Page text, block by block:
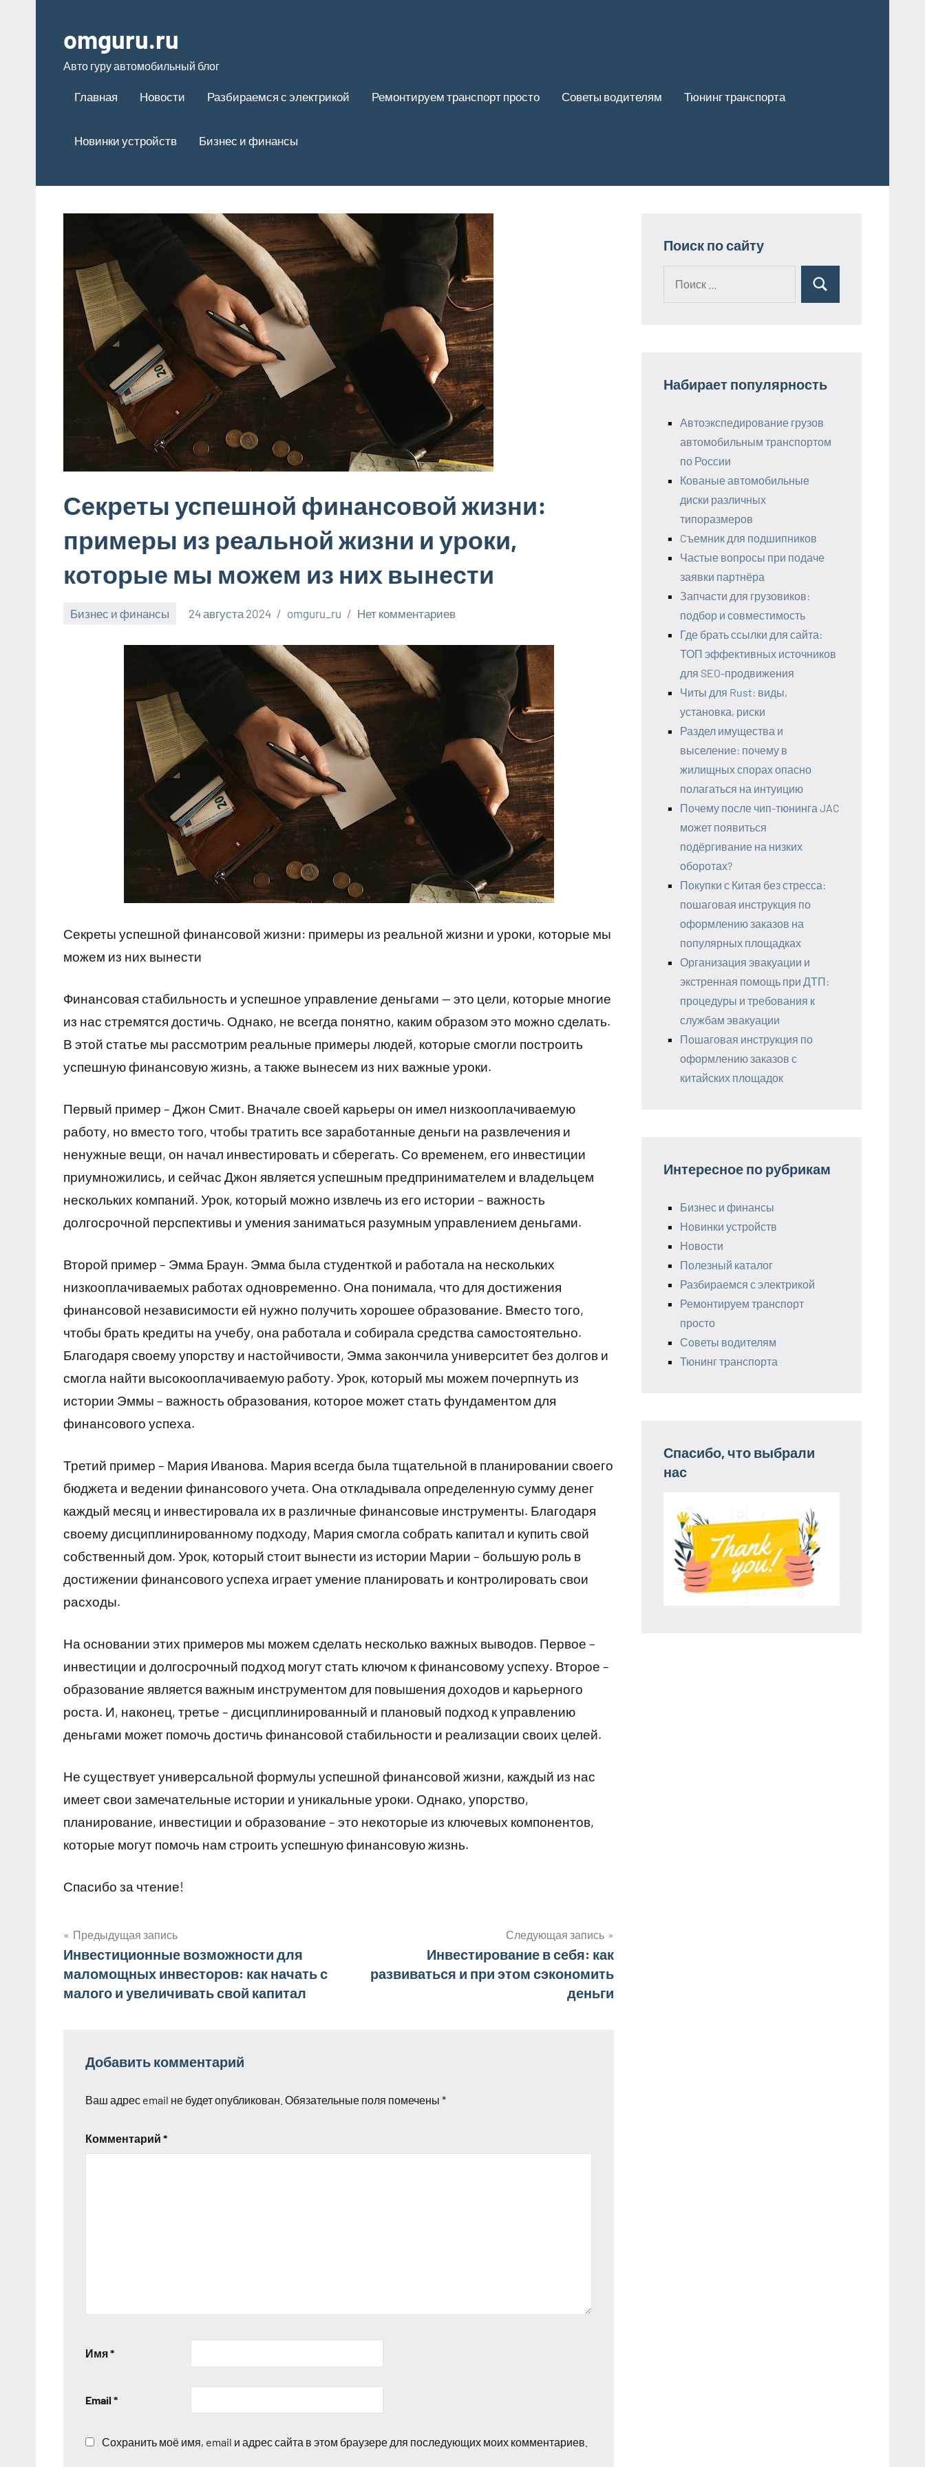
содержимому
omguru.ru
Авто гуру автомобильный блог
Главная Новости Разбираемся с электрикой Ремонтируем транспорт просто Советы водителям Тюнинг транспорта
Новинки устройств Бизнес и финансы
Секреты успешной финансовой жизни:
примеры из реальной жизни и уроки,
которые мы можем из них вынести
Бизнес и финансы 24 августа 2024 omguru_ru Нет комментариев
Секреты успешной финансовой жизни: примеры из реальной жизни и уроки, которые мы
можем из них вынести
Финансовая стабильность и успешное управление деньгами — это цели, которые многие
из нас стремятся достичь. Однако, не всегда понятно, каким образом это можно сделать.
В этой статье мы рассмотрим реальные примеры людей, которые смогли построить
успешную финансовую жизнь, а также вынесем из них важные уроки.
Первый пример – Джон Смит. Вначале своей карьеры он имел низкооплачиваемую
работу, но вместо того, чтобы тратить все заработанные деньги на развлечения и
ненужные вещи, он начал инвестировать и сберегать. Со временем, его инвестиции
приумножились, и сейчас Джон является успешным предпринимателем и владельцем
нескольких компаний. Урок, который можно извлечь из его истории – важность
долгосрочной перспективы и умения заниматься разумным управлением деньгами.
Второй пример – Эмма Браун. Эмма была студенткой и работала на нескольких
низкооплачиваемых работах одновременно. Она понимала, что для достижения
финансовой независимости ей нужно получить хорошее образование. Вместо того,
чтобы брать кредиты на учебу, она работала и собирала средства самостоятельно.
Благодаря своему упорству и настойчивости, Эмма закончила университет без долгов и
смогла найти высокооплачиваемую работу. Урок, который мы можем почерпнуть из
истории Эммы – важность образования, которое может стать фундаментом для
финансового успеха.
Третий пример – Мария Иванова. Мария всегда была тщательной в планировании своего
бюджета и ведении финансового учета. Она откладывала определенную сумму денег
каждый месяц и инвестировала их в различные финансовые инструменты. Благодаря
своему дисциплинированному подходу, Мария смогла собрать капитал и купить свой
собственный дом. Урок, который стоит вынести из истории Марии – большую роль в
достижении финансового успеха играет умение планировать и контролировать свои
расходы.
На основании этих примеров мы можем сделать несколько важных выводов. Первое –
инвестиции и долгосрочный подход могут стать ключом к финансовому успеху. Второе –
образование является важным инструментом для повышения доходов и карьерного
роста. И, наконец, третье – дисциплинированный и плановый подход к управлению
деньгами может помочь достичь финансовой стабильности и реализации своих целей.
Не существует универсальной формулы успешной финансовой жизни, каждый из нас
имеет свои замечательные истории и уникальные уроки. Однако, упорство,
планирование, инвестиции и образование – это некоторые из ключевых компонентов,
которые могут помочь нам строить успешную финансовую жизнь.
Спасибо за чтение!
Навигация
по
Предыдущая запись
Инвестиционные возможности для
маломощных инвесторов: как начать с
малого и увеличивать свой капитал
Следующая запись
Инвестирование в себя: как
развиваться и при этом сэкономить
деньги
Добавить комментарий
Ваш адрес email не будет опубликован. Обязательные поля помечены *
Комментарий *
Имя*
Email *
Сохранить моё имя, email и адрес сайта в этом браузере для последующих моих комментариев.
Поиск по сайту
Поиск
Набирает популярность
Автоэкспедирование грузов
автомобильным транспортом
по России
Кованые автомобильные
диски различных
типоразмеров
Cъемник для подшипников
Частые вопросы при подаче
заявки партнёра
Запчасти для грузовиков:
подбор и совместимость
Где брать ссылки для сайта:
ТОП эффективных источников
для SEO-продвижения
Читы для Rust: виды,
установка, риски
Раздел имущества и
выселение: почему в
жилищных спорах опасно
полагаться на интуицию
Почему после чип-тюнинга JAC
может появиться
подёргивание на низких
оборотах?
Покупки с Китая без стресса:
пошаговая инструкция по
оформлению заказов на
популярных площадках
Организация эвакуации и
экстренная помощь при ДТП:
процедуры и требования к
службам эвакуации
Пошаговая инструкция по
оформлению заказов с
китайских площадок
Интересное по рубрикам
Бизнес и финансы
Новинки устройств
Новости
Полезный каталог
Разбираемся с электрикой
Ремонтируем транспорт
просто
Советы водителям
Тюнинг транспорта
Спасибо, что выбрали
нас